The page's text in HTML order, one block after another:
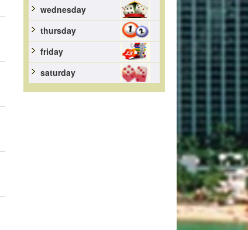
wednesday
thursday
friday
saturday